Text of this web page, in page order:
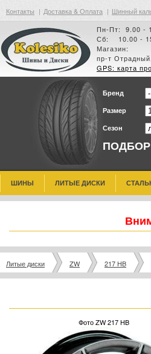
Контакты | Доставка & Оплата | Шинный
Пн-Пт: 9.00 -
Сб: 10.00 -
Магазин:
пр-т
GPS: карта
Бренд
Размер
Сезон
ШИНЫ ЛИТЫЕ ДИСКИ
Литые диски ZW 217 HB
Фото ZW 217 HB